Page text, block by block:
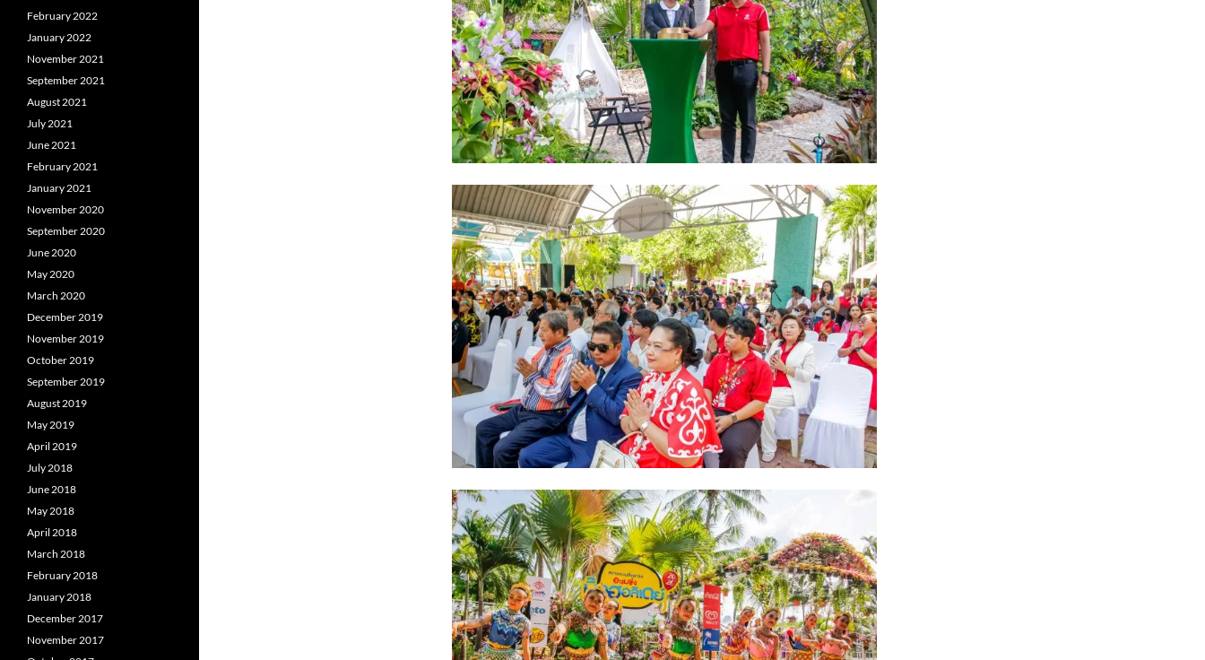
February 2022
January 2022
November 2021
September 2021
August 2021
July 2021
June 2021
February 2021
January 2021
November 2020
September 2020
June 2020
May 2020
March 2020
December 2019
November 2019
October 2019
September 2019
August 2019
May 2019
April 2019
July 2018
June 2018
May 2018
April 2018
March 2018
February 2018
January 2018
December 2017
November 2017